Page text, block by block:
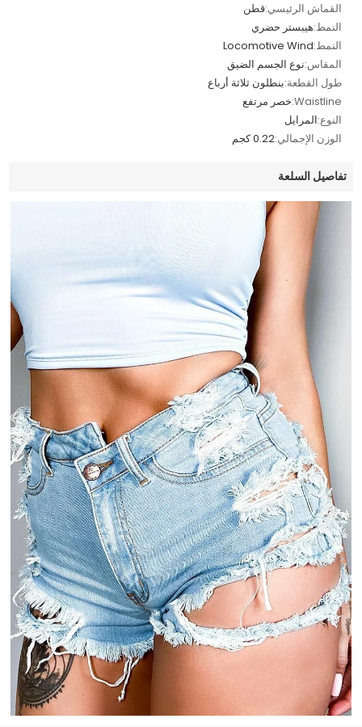
القماش الرئيسي:قطن
النمط:هيبستر حضري
النمط:Locomotive Wind
المقاس:نوع الجسم الضيق
طول القطعة:بنطلون ثلاثة أرباع
Waistline: خصر مرتفع
النوع:المرايل
الوزن الإجمالي:0.22 كجم
تفاصيل السلعة